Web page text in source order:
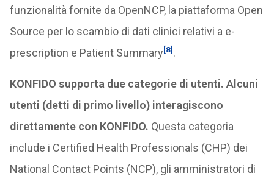
funzionalità fornite da OpenNCP, la piattaforma Open
Source per lo scambio di dati clinici relativi a e-
prescription e Patient Summary[8] .
KONFIDO supporta due categorie di utenti. Alcuni
utenti (detti di primo livello) interagiscono
direttamente con KONFIDO. Questa categoria
include i Certified Health Professionals (CHP) dei
National Contact Points (NCP), gli amministratori di